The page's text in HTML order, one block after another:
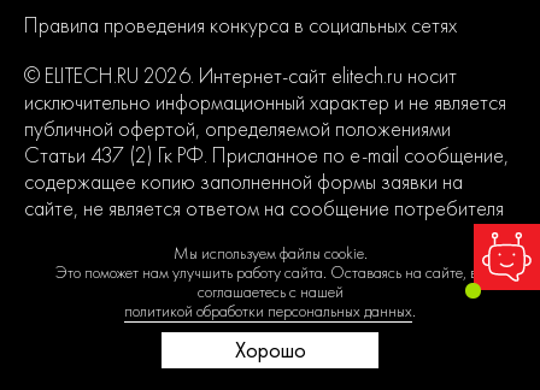
0
Правила проведения конкурса в социальных сетях
© ELITECH.RU 2026. Интернет-сайт elitech.ru носит
исключительно информационный характер и не является
публичной офертой, определяемой положениями
Статьи 437 (2) Гк РФ. Присланное по e-mail сообщение,
содержащее копию заполненной формы заявки на
сайте, не является ответом на сообщение потребителя
сайта.
Мы используем файлы cookie.
Это поможет нам улучшить работу сайта. Оставаясь на сайте, вы
соглашаетесь с нашей
политикой обработки персональных данных.
Хорошо